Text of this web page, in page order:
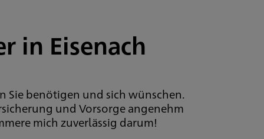
in Eisenach
Sie benötigen und sich wünschen.
und Vorsorge angenehm
mich zuverlässig darum!